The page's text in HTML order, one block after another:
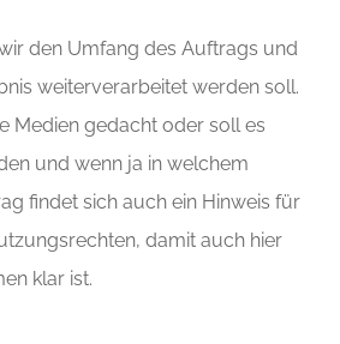
den Umfang des Auftrags und
weiterverarbeitet werden soll.
Medien gedacht oder soll es
und wenn ja in welchem
findet sich auch ein Hinweis für
damit auch hier
klar ist.